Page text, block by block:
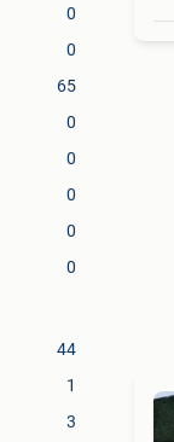
0
0
65
0
0
0
0
0
44
1
3